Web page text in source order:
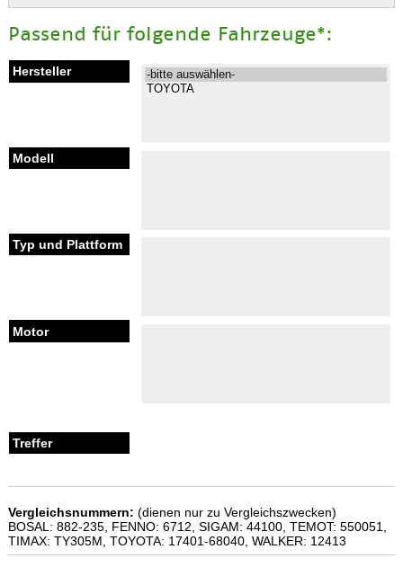
Passend für folgende Fahrzeuge*:
Vergleichsnummern: (dienen nur zu Vergleichszwecken)
BOSAL: 882-235, FENNO: 6712, SIGAM: 44100, TEMOT: 550051,
TIMAX: TY305M, TOYOTA: 17401-68040, WALKER: 12413